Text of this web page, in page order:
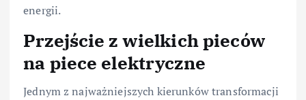
energii.
Przejście z wielkich pieców
na piece elektryczne
Jednym z najważniejszych kierunków transformacji